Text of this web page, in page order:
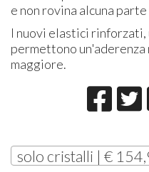
e non rovina alcuna
I nuovi elastici
permettono
maggiore.
solo cristalli | €